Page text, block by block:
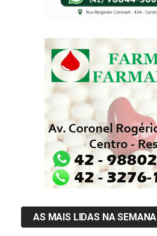
AS MAIS LIDAS NA SEMANA